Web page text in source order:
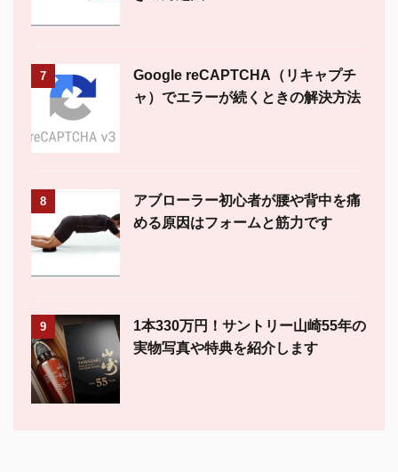
7
Google reCAPTCHA（リキャプチ
ャ）でエラーが続くときの解決方法
8
アブローラー初心者が腰や背中を痛
める原因はフォームと筋力です
9
1本330万円！サントリー山崎55年の
実物写真や特典を紹介します